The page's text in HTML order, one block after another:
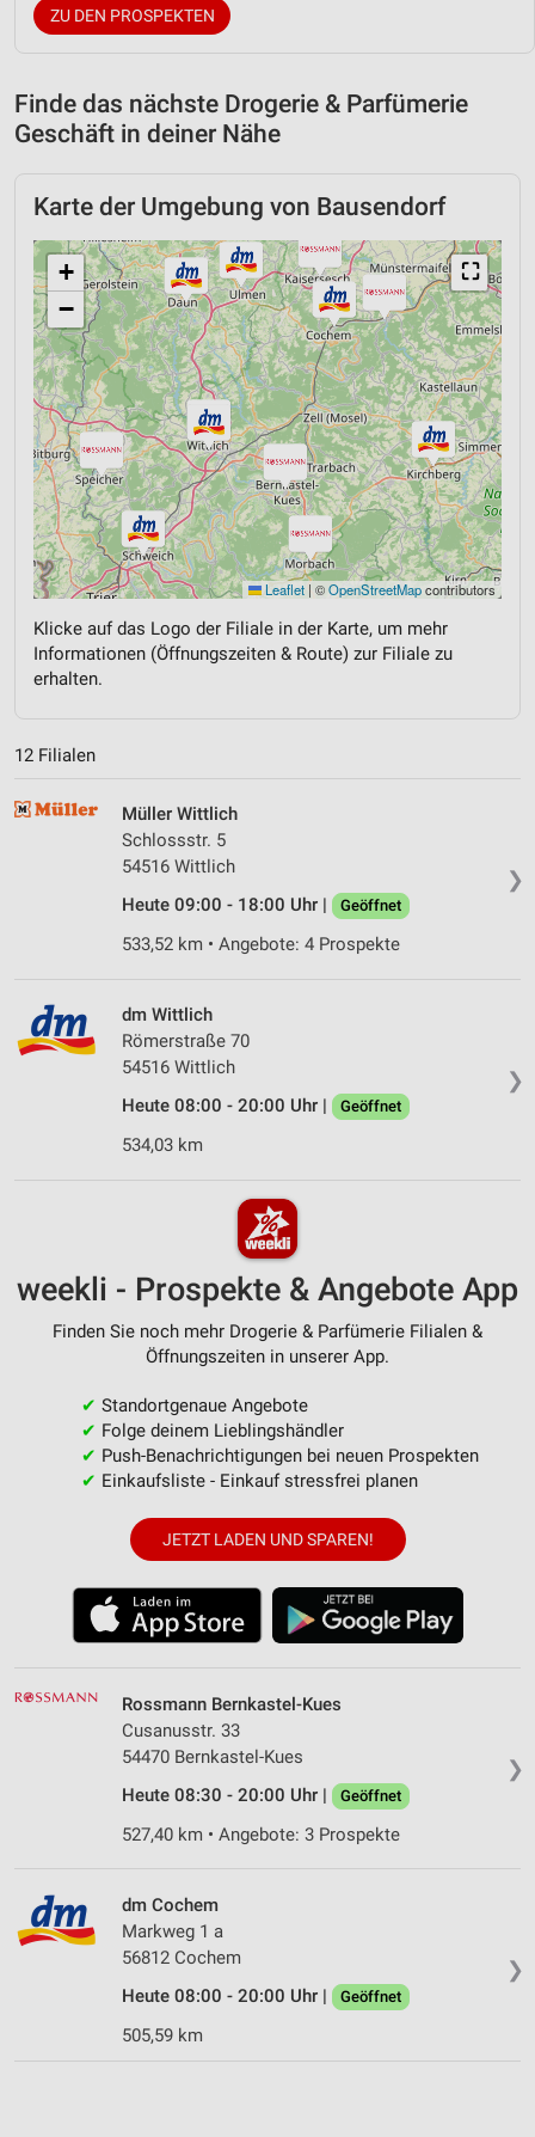
ZU DEN PROSPEKTEN
Finde das nächste Drogerie & Parfümerie
Geschäft in deiner Nähe
Karte der Umgebung von Bausendorf
⛶
+
−
Leaflet | ©OpenStreetMapcontributors
Klicke auf das Logo der Filiale in der Karte, um mehr
Informationen (Öffnungszeiten & Route) zur Filiale zu
erhalten.
12 Filialen
❯
Müller Wittlich
Schlossstr. 5
54516 Wittlich
Heute 09:00 - 18:00 Uhr |
Geöffnet
533,52 km • Angebote: 4 Prospekte
❯
dm Wittlich
Römerstraße 70
54516 Wittlich
Heute 08:00 - 20:00 Uhr |
Geöffnet
534,03 km
weekli - Prospekte & Angebote App
Finden Sie noch mehr Drogerie & Parfümerie Filialen &
Öffnungszeiten in unserer App.
✔ Standortgenaue Angebote
✔ Folge deinem Lieblingshändler
✔ Push-Benachrichtigungen bei neuen Prospekten
✔ Einkaufsliste - Einkauf stressfrei planen
JETZT LADEN UND SPAREN!
❯
Rossmann Bernkastel-Kues
Cusanusstr. 33
54470 Bernkastel-Kues
Heute 08:30 - 20:00 Uhr |
Geöffnet
527,40 km • Angebote: 3 Prospekte
❯
dm Cochem
Markweg 1 a
56812 Cochem
Heute 08:00 - 20:00 Uhr |
Geöffnet
505,59 km